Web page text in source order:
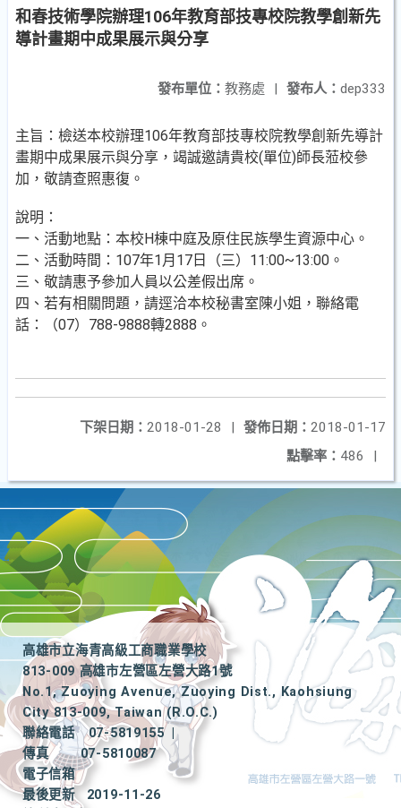
和春技術學院辦理106年教育部技專校院教學創新先
導計畫期中成果展示與分享
發布人： dep333
發布單位： 教務處 |
主旨：檢送本校辦理106年教育部技專校院教學創新先導計
畫期中成果展示與分享，竭誠邀請貴校(單位)師長蒞校參
加，敬請查照惠復。
說明：
一、活動地點：本校H棟中庭及原住民族學生資源中心。
二、活動時間：107年1月17日（三）11:00~13:00。
三、敬請惠予參加人員以公差假出席。
四、若有相關問題，請逕洽本校秘書室陳小姐，聯絡電
話：（07）788-9888轉2888。
發佈日期： 2018-01-17
下架日期： 2018-01-28
|
點擊率： 486 |
高雄市立海青高級工商職業學校
813-009 高雄市左營區左營大路1號
No.1, Zuoying Avenue, Zuoying Dist., Kaohsiung
City 813-009, Taiwan (R.O.C.)
聯絡電話
07-5819155
|
傳真
07-5810087
電子信箱
最後更新
2019-11-26